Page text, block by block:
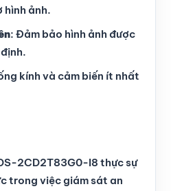
hình ảnh.
: Đảm bảo hình ảnh được
kính và cảm biến ít nhất
2CD2T83G0-I8 thực sự
trong việc giám sát an